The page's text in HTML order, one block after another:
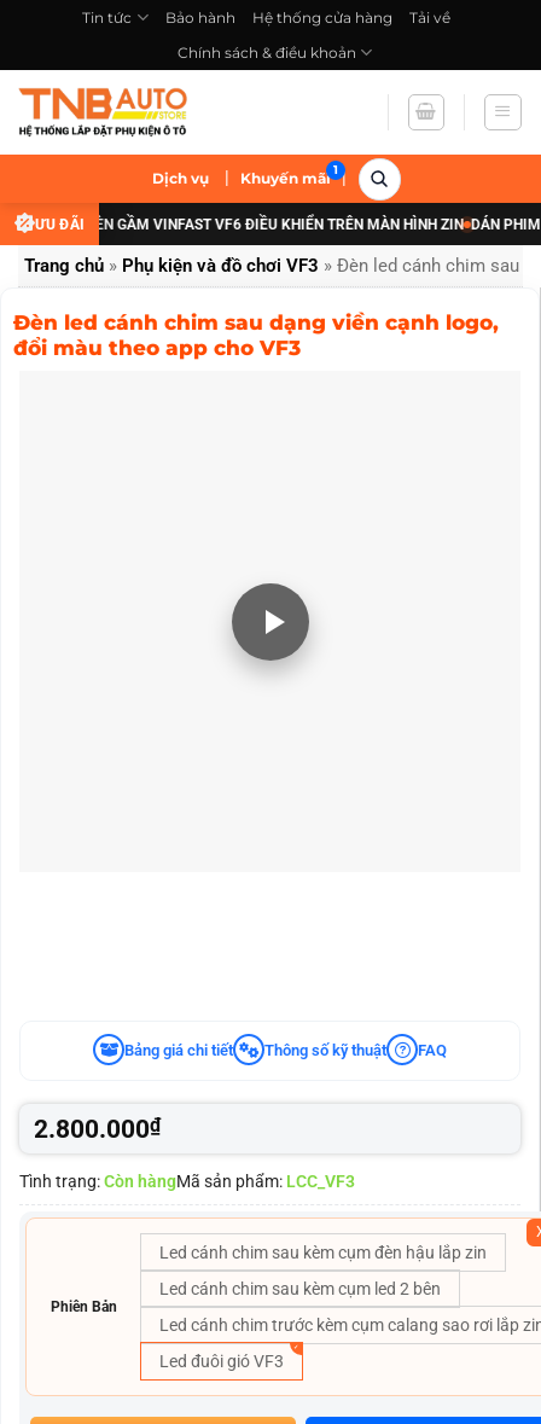
nội
dung
Tin tức Bảo hành Hệ thống cửa hàng
Tải về
Chính sách & điều khoản
Dịch vụ | Khuyến mãi |
ƯU ĐÃI
CẤP ĐÈN GẦM VINFAST VF6 ĐIỀU KHIỂN TRÊN MÀN HÌNH ZIN DÁN PHIM
Trang chủ » Phụ kiện và đồ chơi VF3 » Đèn led cánh chim sau
Đèn led cánh chim sau dạng viền cạnh logo,
đổi màu theo app cho VF3
Bảng giá chi tiết Thông số kỹ thuật FAQ
2.800.000₫
Tình trạng:Còn hàngMã sản phẩm: LCC_VF3
Phiên Bản
Led cánh chim sau kèm cụm đèn hậu lắp zin
Led cánh chim sau kèm cụm led 2 bên
Led cánh chim trước kèm cụm calang sao rơi lắp
Led đuôi gió VF3